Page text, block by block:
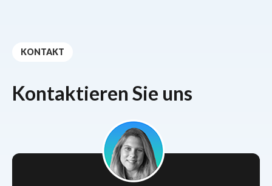
KONTAKT
Kontaktieren Sie uns